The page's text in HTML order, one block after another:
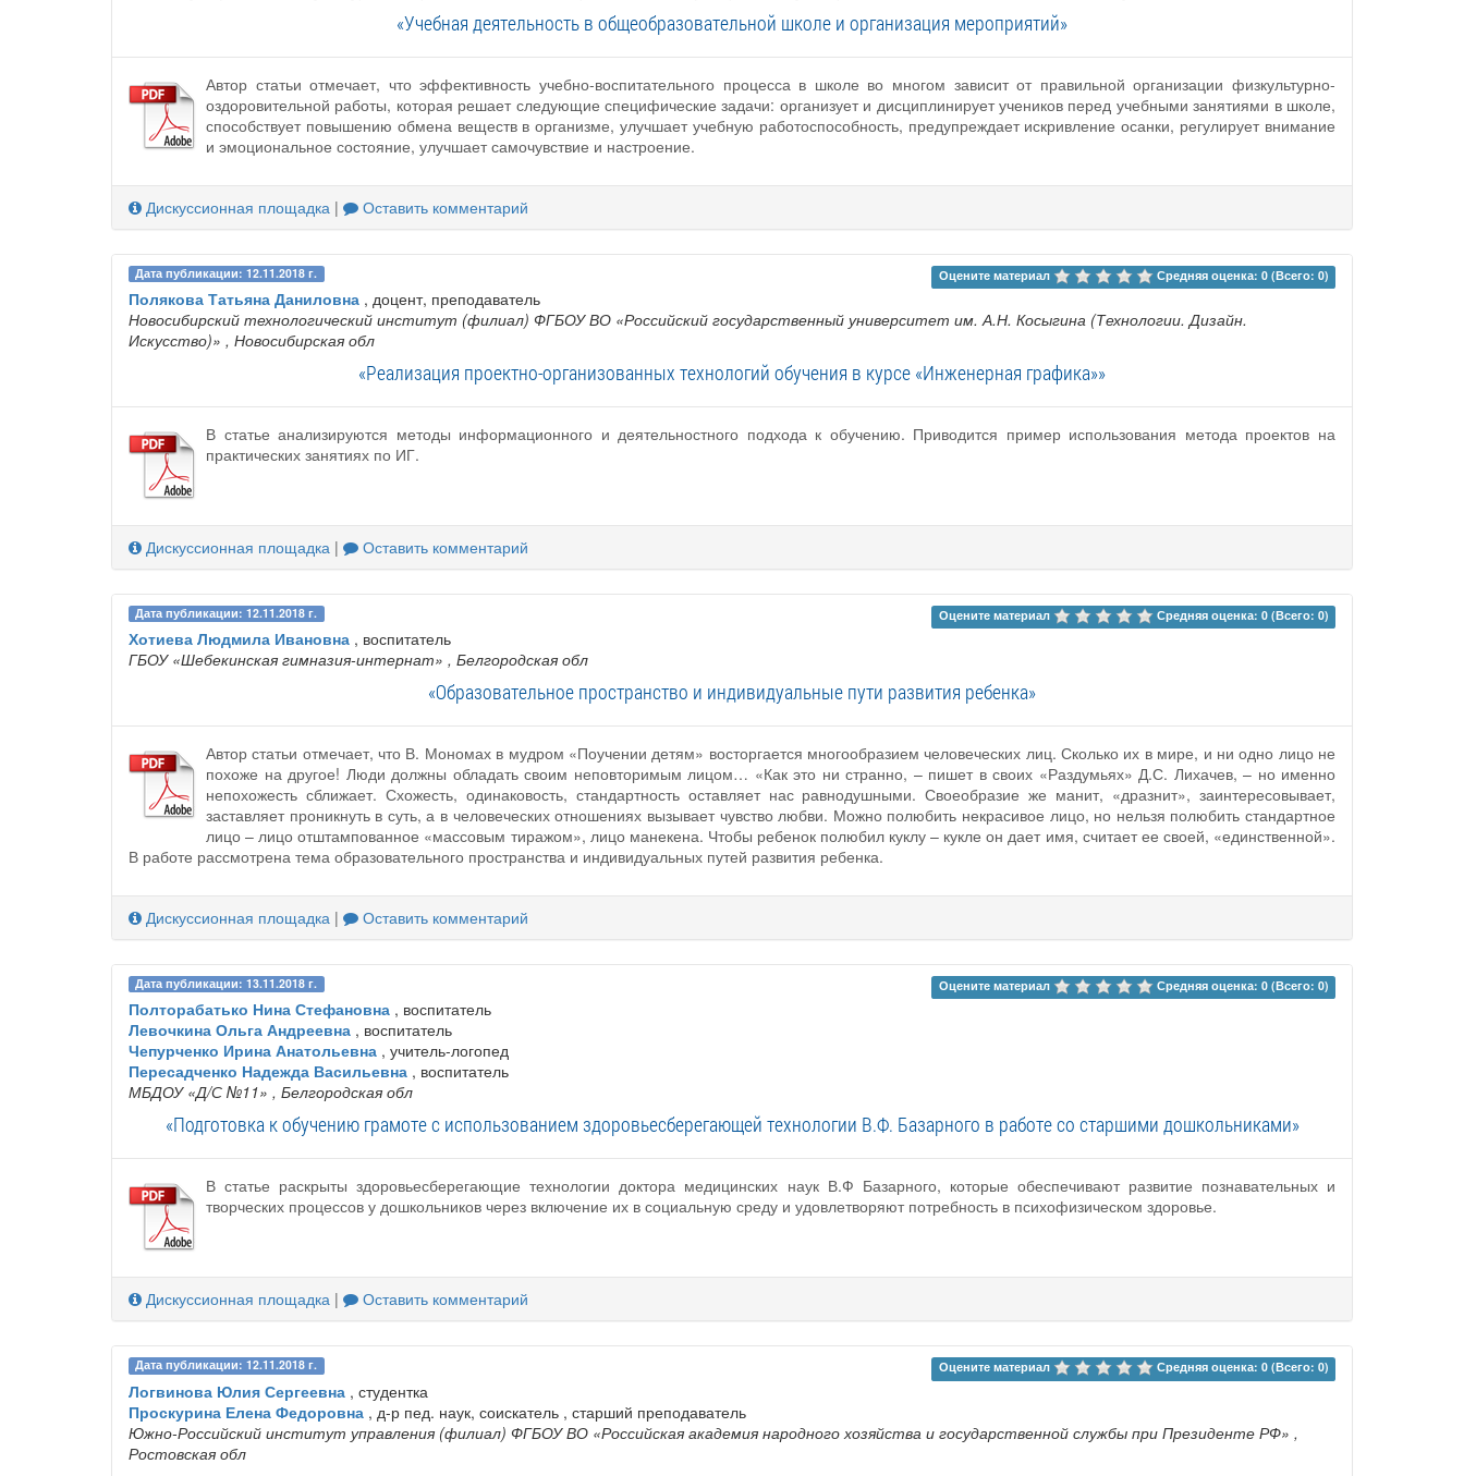
«Учебная деятельность в общеобразовательной школе и организация мероприятий»
Автор статьи отмечает, что эффективность учебно-воспитательного процесса в школе во многом зависит от правильной организации физкультурно-
оздоровительной работы, которая решает следующие специфические задачи: организует и дисциплинирует учеников перед учебными занятиями в школе,
способствует повышению обмена веществ в организме, улучшает учебную работоспособность, предупреждает искривление осанки, регулирует внимание
и эмоциональное состояние, улучшает самочувствие и настроение.
Дискуссионная площадка | Оставить комментарий
Дата публикации: 12.11.2018 г. Оцените материал Средняя оценка: 0 (Всего: 0)
Полякова Татьяна Даниловна , доцент, преподаватель
Новосибирский технологический институт (филиал) ФГБОУ ВО «Российский государственный университет им. А.Н. Косыгина (Технологии. Дизайн.
Искусство)» , Новосибирская обл
«Реализация проектно-организованных технологий обучения в курсе «Инженерная графика»»
В статье анализируются методы информационного и деятельностного подхода к обучению. Приводится пример использования метода проектов на
практических занятиях по ИГ.
Дискуссионная площадка | Оставить комментарий
Дата публикации: 12.11.2018 г. Оцените материал Средняя оценка: 0 (Всего: 0)
Хотиева Людмила Ивановна , воспитатель
ГБОУ «Шебекинская гимназия-интернат» , Белгородская обл
«Образовательное пространство и индивидуальные пути развития ребенка»
Автор статьи отмечает, что В. Мономах в мудром «Поучении детям» восторгается многообразием человеческих лиц. Сколько их в мире, и ни одно лицо не
похоже на другое! Люди должны обладать своим неповторимым лицом… «Как это ни странно, – пишет в своих «Раздумьях» Д.С. Лихачев, – но именно
непохожесть сближает. Схожесть, одинаковость, стандартность оставляет нас равнодушными. Своеобразие же манит, «дразнит», заинтересовывает,
заставляет проникнуть в суть, а в человеческих отношениях вызывает чувство любви. Можно полюбить некрасивое лицо, но нельзя полюбить стандартное
лицо – лицо отштампованное «массовым тиражом», лицо манекена. Чтобы ребенок полюбил куклу – кукле он дает имя, считает ее своей, «единственной».
В работе рассмотрена тема образовательного пространства и индивидуальных путей развития ребенка.
Дискуссионная площадка | Оставить комментарий
Дата публикации: 13.11.2018 г. Оцените материал Средняя оценка: 0 (Всего: 0)
Полторабатько Нина Стефановна , воспитатель
Левочкина Ольга Андреевна , воспитатель
Чепурченко Ирина Анатольевна , учитель-логопед
Пересадченко Надежда Васильевна , воспитатель
МБДОУ «Д/С №11» , Белгородская обл
«Подготовка к обучению грамоте с использованием здоровьесберегающей технологии В.Ф. Базарного в работе со старшими дошкольниками»
В статье раскрыты здоровьесберегающие технологии доктора медицинских наук В.Ф Базарного, которые обеспечивают развитие познавательных и
творческих процессов у дошкольников через включение их в социальную среду и удовлетворяют потребность в психофизическом здоровье.
Дискуссионная площадка | Оставить комментарий
Дата публикации: 12.11.2018 г. Оцените материал Средняя оценка: 0 (Всего: 0)
Логвинова Юлия Сергеевна , студентка
Проскурина Елена Федоровна , д-р пед. наук, соискатель , старший преподаватель
Южно-Российский институт управления (филиал) ФГБОУ ВО «Российская академия народного хозяйства и государственной службы при Президенте РФ» ,
Ростовская обл